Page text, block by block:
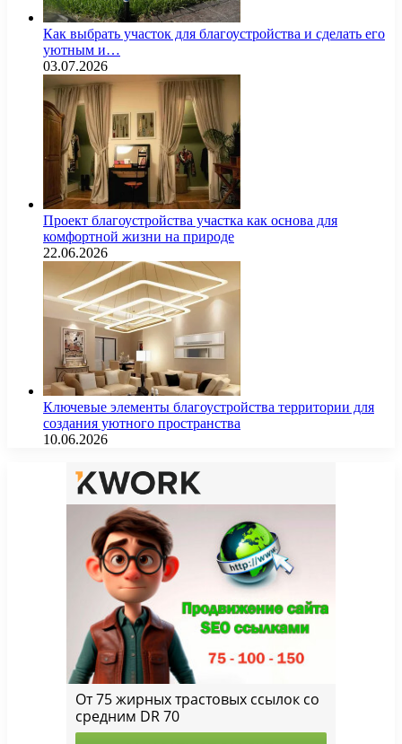
Как выбрать участок для благоустройства и сделать его
уютным и…
03.07.2026
Проект благоустройства участка как основа для
комфортной жизни на природе
22.06.2026
Ключевые элементы благоустройства территории для
создания уютного пространства
10.06.2026